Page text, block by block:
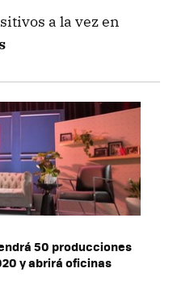
a la vez en
50 producciones
y abrirá oficinas